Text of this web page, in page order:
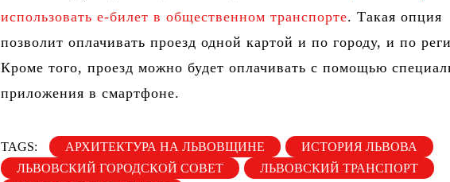
использовать е-билет в общественном транспорте. Такая опция
позволит оплачивать проезд одной картой и по городу, и по
Кроме того, проезд можно будет оплачивать с помощью
приложения в смартфоне.
TAGS: АРХИТЕКТУРА НА ЛЬВОВЩИНЕ
ИСТОРИЯ ЛЬВОВА
ЛЬВОВСКИЙ ГОРОДСКОЙ СОВЕТ
ЛЬВОВСКИЙ ТРАНСПОРТ